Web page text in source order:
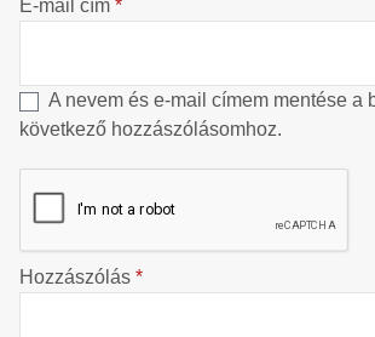
E-mail cím *
A nevem és e-mail címem mentése a
következő hozzászólásomhoz.
Hozzászólás *